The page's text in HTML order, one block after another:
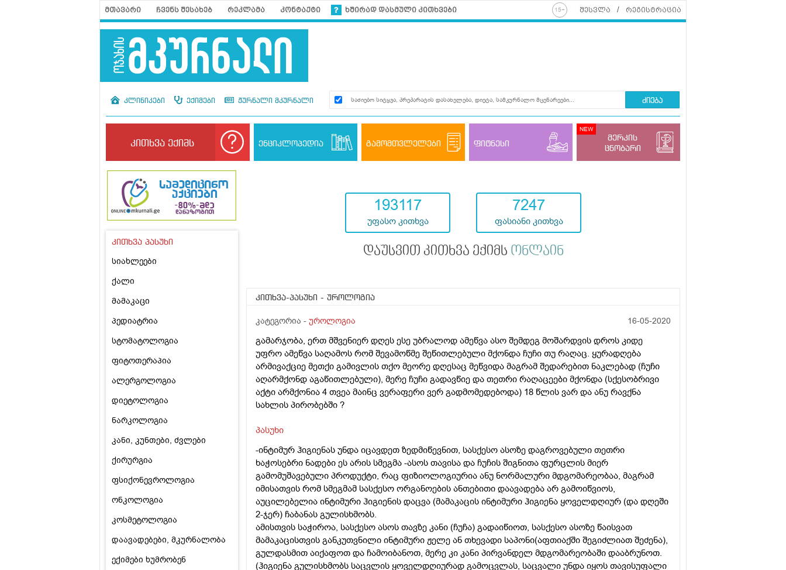
მთავარი ჩვენს შესახებ რეკლამა კონტაქტი ხშირად დასმული კითხვები შესვლა რეგისტრაცია
კლინიკები ექიმები ჟურნალი მკურნალი ძიება
კითხვა ექიმს ენციკლოპედია გამომთვლელები ფიტნესი
მერკის
ცნობარი
კითხვა პასუხი
სიახლეები
ქალი
მამაკაცი
პედიატრია
სტომატოლოგია
ფიტოთერაპია
ალერგოლოგია
დიეტოლოგია
ნარკოლოგია
კანი, კუნთები, ძვლები
ქირურგია
ფსიქონევროლოგია
ონკოლოგია
კოსმეტოლოგია
დაავადებები, მკურნალობა
ექიმები ხუმრობენ
193117
უფასო კითხვა
7247
ფასიანი კითხვა
დაუსვით კითხვა ექიმს ონლაინ
კითხვა-პასუხი - უროლოგია
კატეგორია - უროლოგია 16-05-2020
გამარჯობა, ერთ მშვენიერ დღეს ესე უბრალოდ ამეწვა ასო შემდეგ მოშარდვის დროს კიდე
უფრო ამეწვა საღამოს რომ შევამოწმე შეწითლებული მქონდა ჩუჩი თუ რაღაც. ყურადღება
არმივაქციე მეთქი გამივლის თქო მეორე დღესაც მეწვიდა მაგრამ შედარებით ნაკლებად (ჩუჩი
აღარმქონდ აგაწითლებული), მერე ჩუჩი გადავწიე და თეთრი რაღაცეები მქონდა (სქესობრივი
აქტი არმქონია 4 თვეა მაინც ვერაფერი ვერ გადმომედებოდა) 18 წლის ვარ და ანუ რავქნა
სახლის პირობებში ?
პასუხი
-ინტიმურ ჰიგიენას უნდა იცავდეთ ზედმიწევნით, სასქესო ასოზე დაგროვებული თეთრი
ხაჭოსებრი ნადები ეს არის სმეგმა -ასოს თავისა და ჩუჩის შიგნითა ფურცლის მიერ
გამომუშავებული პროდუქტი, რაც ფიზიოლოგიურია ანუ ნორმალური მდგომარეობაა, მაგრამ
იმისათვის რომ სმეგმამ სასქესო ორგანოების ანთებითი დაავადება არ გამოიწვიოს,
აუცილებელია ინტიმური ჰიგიენის დაცვა (მამაკაცის ინტიმური ჰიგიენა ყოველდღიურ (და დღეში
2-ჯერ) ჩაბანას გულისხმობს.
ამისთვის საჭიროა, სასქესო ასოს თავზე კანი (ჩუჩა) გადაიწიოთ, სასქესო ასოზე წაისვათ
მამაკაცისთვის განკუთვნილი ინტიმური ჟელე ან თხევადი საპონი(აფთიაქში შეგიძლიათ შეძენა),
გულდასმით აიქაფოთ და ჩამოიბანოთ, მერე კი კანი პირვანდელ მდგომარეობაში დააბრუნოთ.
(ჰიგიენა გულისხმობს საცვლის ყოველდღიურად გამოცვლას, საცვალი უნდა იყოს თავისუფალი